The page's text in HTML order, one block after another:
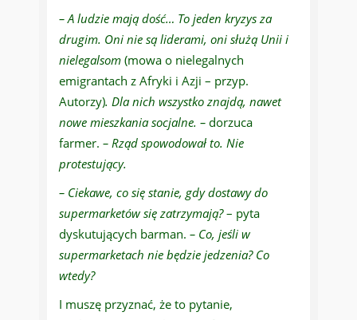
– A ludzie mają dość… To jeden kryzys za
drugim. Oni nie są liderami, oni służą Unii i
nielegalsom (mowa o nielegalnych
emigrantach z Afryki i Azji – przyp.
Autorzy). Dla nich wszystko znajdą, nawet
nowe mieszkania socjalne. – dorzuca
farmer. – Rząd spowodował to. Nie
protestujący.
– Ciekawe, co się stanie, gdy dostawy do
supermarketów się zatrzymają?– pyta
dyskutujących barman. – Co, jeśli w
supermarketach nie będzie jedzenia? Co
wtedy?
I muszę przyznać, że to pytanie,